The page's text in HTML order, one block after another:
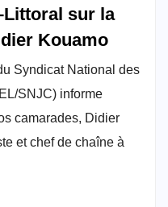
sur la
Kouamo
Syndicat National des
SNJC) informe
camarades, Didier
et chef de chaîne à